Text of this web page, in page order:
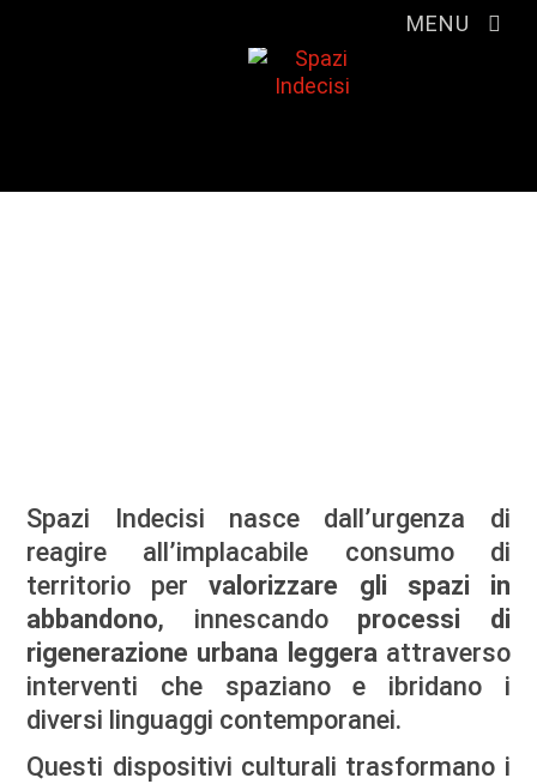
MENU
Spazi Indecisi nasce dall’urgenza di
reagire all’implacabile consumo di
territorio pervalorizzare gli spazi in
abbandono, innescando processi di
rigenerazione urbana leggeraattraverso
interventi che spaziano e ibridano i
diversi linguaggi contemporanei.
Questi dispositivi culturali trasformano i